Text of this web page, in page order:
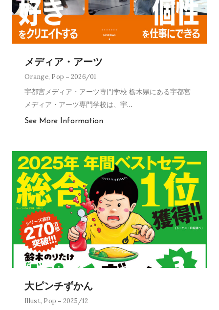
メディア・アーツ
Orange, Pop 2026/01
宇都宮メディア・アーツ専門学校 栃木県にある宇都宮
メディア・アーツ専門学校は、宇…
See More Information
大ピンチずかん
Illust, Pop 2025/12